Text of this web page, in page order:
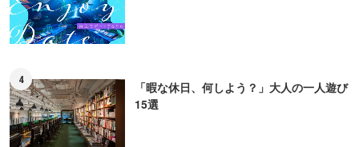
4
「暇な休日、何しよう？」大人の一人遊び
15選